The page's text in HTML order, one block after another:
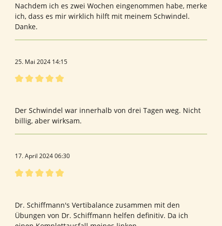
Nachdem ich es zwei Wochen eingenommen habe, merke
ich, dass es mir wirklich hilft mit meinem Schwindel.
Danke.
25. Mai 2024 14:15
Der Schwindel war innerhalb von drei Tagen weg. Nicht
billig, aber wirksam.
17. April 2024 06:30
Dr. Schiffmann's Vertibalance zusammen mit den
Übungen von Dr. Schiffmann helfen definitiv. Da ich